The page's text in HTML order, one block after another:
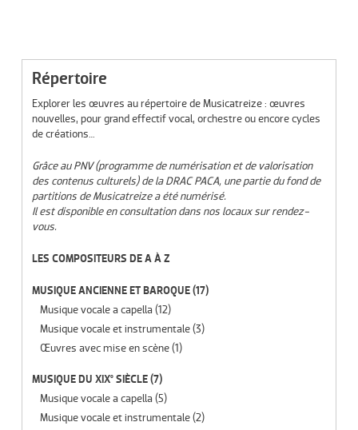
Répertoire
Explorer les œuvres au répertoire de Musicatreize : œuvres
nouvelles, pour grand effectif vocal, orchestre ou encore cycles
de créations…
Grâce au PNV (programme de numérisation et de valorisation
des contenus culturels) de la DRAC PACA, une partie du fond de
partitions de Musicatreize a été numérisé.
Il est disponible en consultation dans nos locaux sur rendez-
vous.
LES COMPOSITEURS DE A À Z
MUSIQUE ANCIENNE ET BAROQUE(17)
Musique vocale a capella (12)
Musique vocale et instrumentale(3)
Œuvres avec mise en scène(1)
MUSIQUE DU XIX° SIÈCLE(7)
Musique vocale a capella (5)
Musique vocale et instrumentale(2)